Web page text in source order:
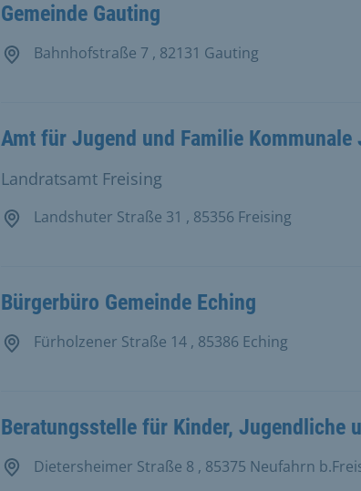
Gemeinde Gauting
Bahnhofstraße 7 , 82131 Gauting
Landratsamt Freising
Amt für Jugend und Familie Kommunale
Landshuter Straße 31 , 85356 Freising
Bürgerbüro Gemeinde Eching
Fürholzener Straße 14 , 85386 Eching
Beratungsstelle für Kinder, Jugendliche
Dietersheimer Straße 8 , 85375 Neufahrn